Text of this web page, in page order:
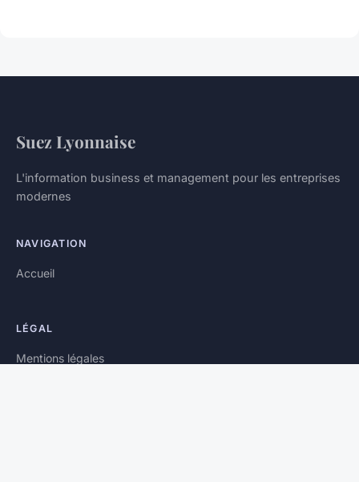
Suez Lyonnaise
L'information business et management pour les entreprises
modernes
NAVIGATION
Accueil
LÉGAL
Mentions légales